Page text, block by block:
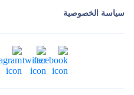
سياسة الخصوصية